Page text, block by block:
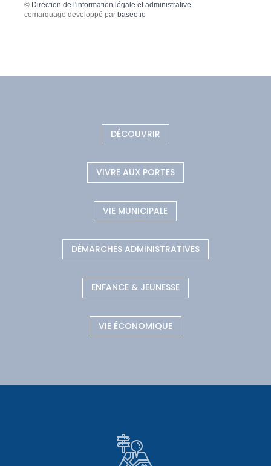
© Direction de l'information légale et administrative
comarquage developpé par baseo.io
DÉCOUVRIR
VIVRE AUX PORTES
VIE MUNICIPALE
DÉMARCHES ADMINISTRATIVES
ENFANCE & JEUNESSE
VIE ÉCONOMIQUE